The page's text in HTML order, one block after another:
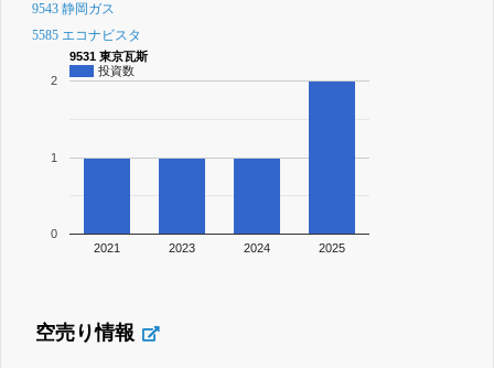
9543 静岡ガス
5585 エコナビスタ
9531 東京瓦斯
投資数
2021 2023 2024 2025
0
1
2
空売り情報